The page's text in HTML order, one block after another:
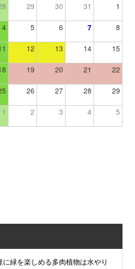
29 30 31 1
4 5 6 7 8
12 13 14 15
19 20 21 22
26 27 28 29
1 2 3 4 5
に緑を楽しめる多肉植物は水やり